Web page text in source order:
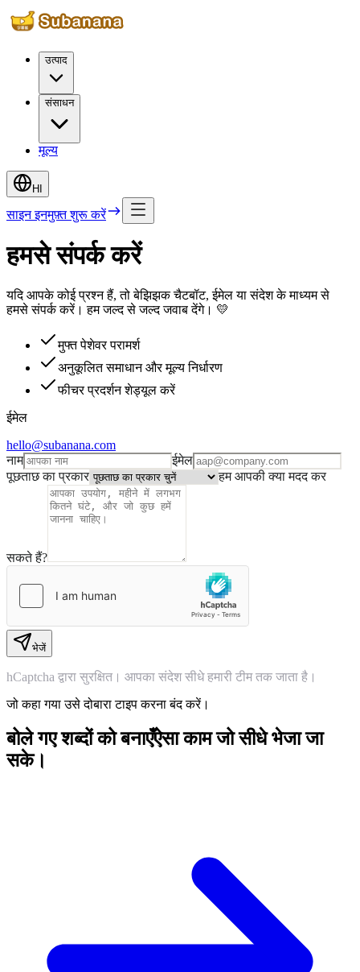
उत्पाद
संसाधन
मूल्य
HI
साइन इनमुफ़्त शुरू करें
हमसे संपर्क करें
यदि आपके कोई प्रश्न हैं, तो बेझिझक चैटबॉट, ईमेल या संदेश के माध्यम से
हमसे संपर्क करें। हम जल्द से जल्द जवाब देंगे। 💛
मुफ्त पेशेवर परामर्श
अनुकूलित समाधान और मूल्य निर्धारण
फीचर प्रदर्शन शेड्यूल करें
ईमेल
hello@subanana.com
नाम
ईमेल
पूछताछ का प्रकार
हम आपकी क्या मदद कर
सकते हैं?
भेजें
hCaptcha द्वारा सुरक्षित। आपका संदेश सीधे हमारी टीम तक जाता है।
जो कहा गया उसे दोबारा टाइप करना बंद करें।
बोले गए शब्दों को बनाएँऐसा काम जो सीधे भेजा जा
सके।